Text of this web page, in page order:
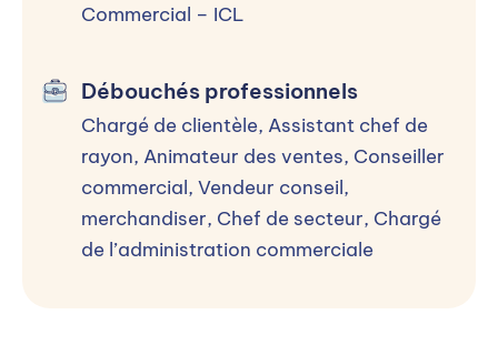
Commercial – ICL
Débouchés professionnels
Chargé de clientèle​, Assistant chef de
rayon​, Animateur des ventes​, Conseiller
commercial​, Vendeur conseil,
merchandiser​, Chef de secteur, Chargé
de l’administration commerciale